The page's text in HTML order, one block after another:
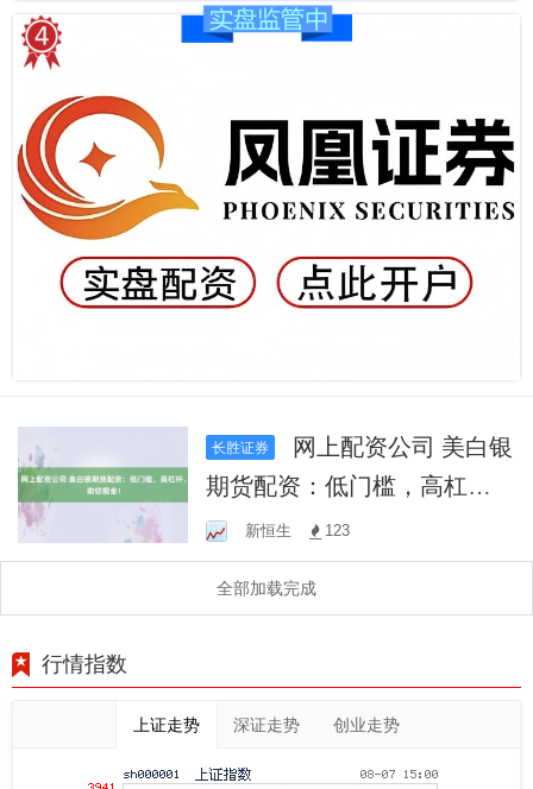
长胜证券
期货配资：低门槛，高杠
杆，助您掘金！
新恒生 123
全部加载完成
行情指数
上证走势 深证走势 创业走势